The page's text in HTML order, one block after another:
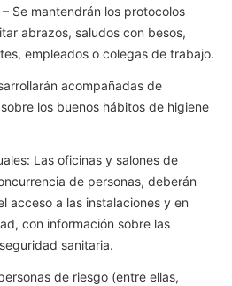
Se mantendrán los protocolos
abrazos, saludos con besos,
empleados o colegas de trabajo.
acompañadas de
los buenos hábitos de higiene
Las oficinas y salones de
de personas, deberán
acceso a las instalaciones y en
con información sobre las
sanitaria.
de riesgo (entre ellas,